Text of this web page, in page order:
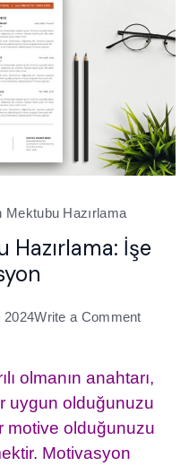
Mektubu Hazırlama
İşe
2024Write a Commenton
olmanın anahtarı,
uygun olduğunuzu
motive olduğunuzu
Motivasyon